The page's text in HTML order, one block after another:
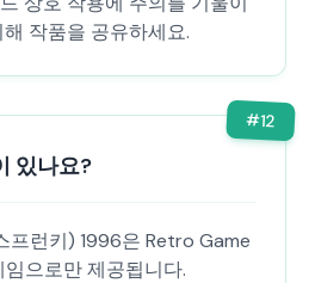
작품을 공유하세요.
#12
있나요?
프런키) 1996은 Retro Game
으로만 제공됩니다.